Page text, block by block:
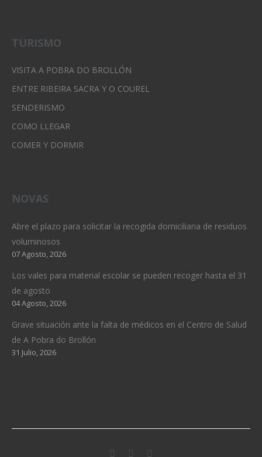
TURISMO
VISITA A POBRA DO BROLLÓN
ENTRE RIBEIRA SACRA Y O COUREL
SENDERISMO
COMO LLEGAR
COMER Y DORMIR
NOVAS
Abre el plazo para solicitar la recogida domiciliaria de residuos
voluminosos
07 Agosto, 2026
Los vales para material escolar se pueden recoger hasta el 31
de agosto
04 Agosto, 2026
Grave situación ante la falta de médicos en el Centro de Salud
de A Pobra do Brollón
31 Julio, 2026